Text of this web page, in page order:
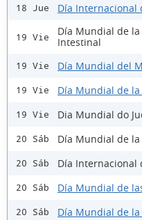
18 Jue Día Internacional
19 Vie
Día Mundial de
Intestinal
19 Vie Día Mundial del
19 Vie Día Mundial de
19 Vie Dia Mundial do
20 Sáb Día Mundial de
20 Sáb Día Internacional
20 Sáb Día Mundial de
20 Sáb Día Mundial de la